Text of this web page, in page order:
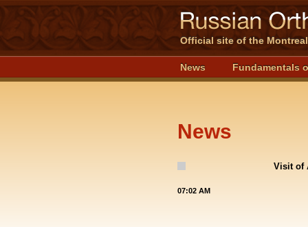
Official site of the
News Fundamentals
News
Visit of
07:02 AM